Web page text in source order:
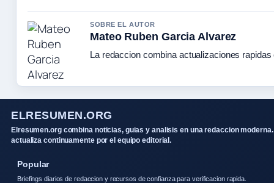
SOBRE EL AUTOR
Mateo Ruben Garcia Alvarez
La redaccion combina actualizaciones
ELRESUMEN.ORG
Elresumen.org combina noticias, guias y analisis en una redaccion moderna.
actualiza continuamente por el equipo editorial.
Popular
Briefings diarios de redaccion y recursos de confianza para verificacion rapida.